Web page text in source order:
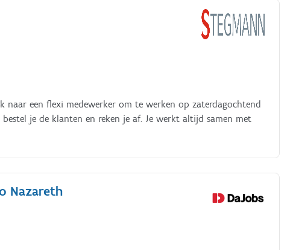
een flexi medewerker om te werken op zaterdagochtend
je de klanten en reken je af. Je werkt altijd samen met
Nazareth